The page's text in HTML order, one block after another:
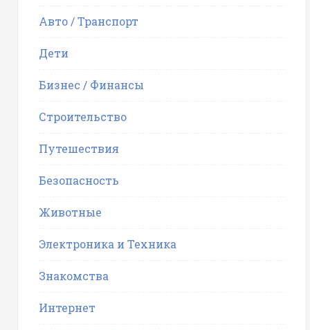
Авто / Транспорт
Дети
Бизнес / Финансы
Строительство
Путешествия
Безопасность
Животные
Электроника и Техника
Знакомства
Интернет